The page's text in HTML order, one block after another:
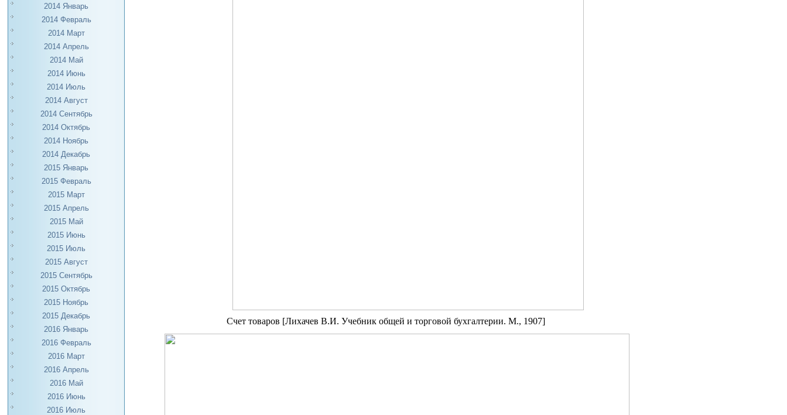
2014 Январь
2014 Февраль
2014 Март
2014 Апрель
2014 Май
2014 Июнь
2014 Июль
2014 Август
2014 Сентябрь
2014 Октябрь
2014 Ноябрь
2014 Декабрь
2015 Январь
2015 Февраль
2015 Март
2015 Апрель
2015 Май
2015 Июнь
2015 Июль
2015 Август
2015 Сентябрь
2015 Октябрь
2015 Ноябрь
2015 Декабрь
2016 Январь
2016 Февраль
2016 Март
2016 Апрель
2016 Май
2016 Июнь
2016 Июль
Счет товаров [Лихачев В.И. Учебник общей и торговой бухгалтерии. М., 1907]